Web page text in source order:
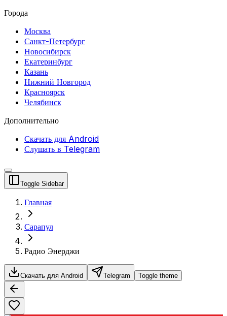
Города
Москва
Санкт-Петербург
Новосибирск
Екатеринбург
Казань
Нижний Новгород
Красноярск
Челябинск
Дополнительно
Скачать для Android
Слушать в Telegram
Toggle Sidebar
Главная
Сарапул
Радио Энерджи
Скачать для Android Telegram Toggle theme